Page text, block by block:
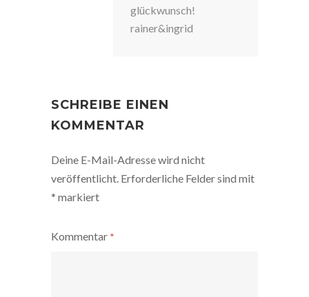
glückwunsch!
rainer&ingrid
SCHREIBE EINEN
KOMMENTAR
Deine E-Mail-Adresse wird nicht
veröffentlicht. Erforderliche Felder sind mit
* markiert
Kommentar *